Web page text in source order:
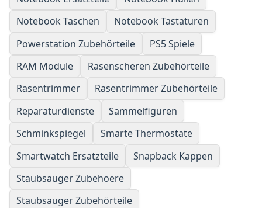
Notebook Taschen
Notebook Tastaturen
Powerstation Zubehörteile
PS5 Spiele
RAM Module
Rasenscheren Zubehörteile
Rasentrimmer
Rasentrimmer Zubehörteile
Reparaturdienste
Sammelfiguren
Schminkspiegel
Smarte Thermostate
Smartwatch Ersatzteile
Snapback Kappen
Staubsauger Zubehoere
Staubsauger Zubehörteile